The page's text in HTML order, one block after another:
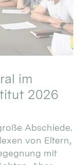
im
2026
Abschiede.
von Eltern,
mit